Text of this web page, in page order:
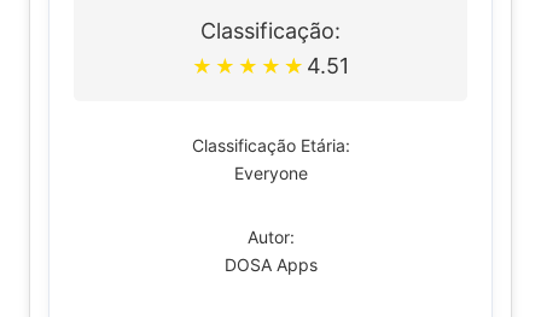
Classificação:
★ ★ ★ ★ ★ 4.51
Classificação Etária:
Everyone
Autor:
DOSA Apps